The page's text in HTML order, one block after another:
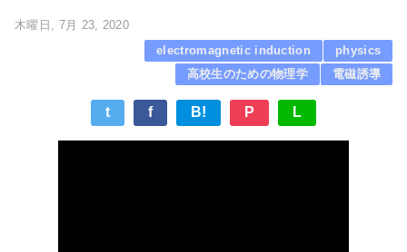
木曜日, 7月 23, 2020
electromagnetic induction
physics
高校生のための物理学
電磁誘導
t f B! P L